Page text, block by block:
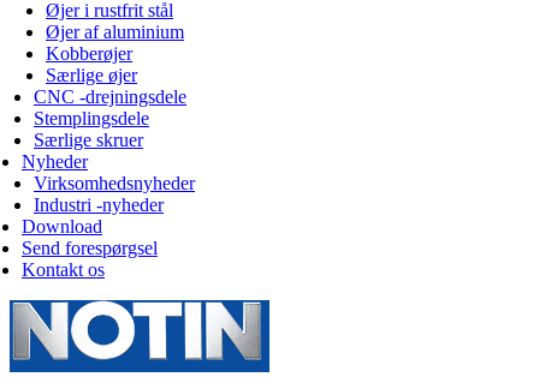
Øjer i rustfrit stål
Øjer af aluminium
Kobberøjer
Særlige øjer
CNC -drejningsdele
Stemplingsdele
Særlige skruer
Nyheder
Virksomhedsnyheder
Industri -nyheder
Download
Send forespørgsel
Kontakt os